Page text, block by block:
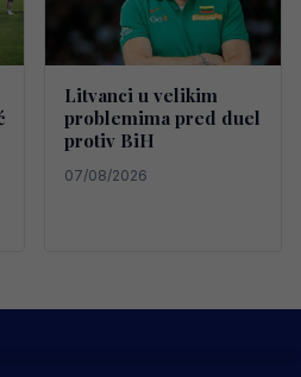
Litvanci u velikim
problemima pred duel
protiv BiH
07/08/2026